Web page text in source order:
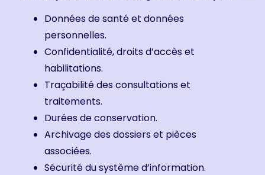
Données de santé et données
personnelles.
Confidentialité, droits d’accès et
habilitations.
Traçabilité des consultations et
traitements.
Durées de conservation.
Archivage des dossiers et pièces
associées.
Sécurité du système d’information.